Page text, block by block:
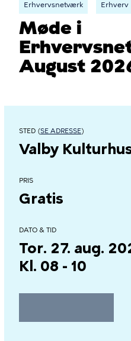
Erhvervsnetværk Erhverv
Møde i
August
STED (SE ADRESSE)
Valby
PRIS
Gratis
DATO & TID
Tor. 27. aug.
Kl. 08 - 10